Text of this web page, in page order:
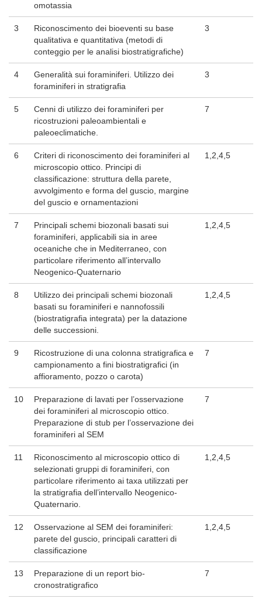
omotassia
3
Riconoscimento dei bioeventi su base
qualitativa e quantitativa (metodi di
conteggio per le analisi biostratigrafiche)
3
4
Generalità sui foraminiferi. Utilizzo dei
foraminiferi in stratigrafia
3
5
Cenni di utilizzo dei foraminiferi per
ricostruzioni paleoambientali e
paleoeclimatiche.
7
6
Criteri di riconoscimento dei foraminiferi al
microscopio ottico. Principi di
classificazione: struttura della parete,
avvolgimento e forma del guscio, margine
del guscio e ornamentazioni
1,2,4,5
7
Principali schemi biozonali basati sui
foraminiferi, applicabili sia in aree
oceaniche che in Mediterraneo, con
particolare riferimento all’intervallo
Neogenico-Quaternario
1,2,4,5
8
Utilizzo dei principali schemi biozonali
basati su foraminiferi e nannofossili
(biostratigrafia integrata) per la datazione
delle successioni.
1,2,4,5
9
Ricostruzione di una colonna stratigrafica e
campionamento a fini biostratigrafici (in
affioramento, pozzo o carota)
7
10
Preparazione di lavati per l’osservazione
dei foraminiferi al microscopio ottico.
Preparazione di stub per l’osservazione dei
foraminiferi al SEM
7
11
Riconoscimento al microscopio ottico di
selezionati gruppi di foraminiferi, con
particolare riferimento ai taxa utilizzati per
la stratigrafia dell’intervallo Neogenico-
Quaternario.
1,2,4,5
12
Osservazione al SEM dei foraminiferi:
parete del guscio, principali caratteri di
classificazione
1,2,4,5
13
Preparazione di un report bio-
cronostratigrafico
7